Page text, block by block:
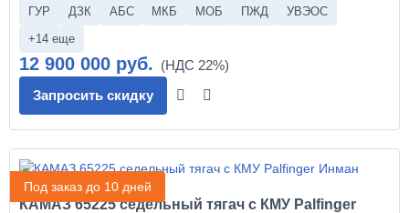
ГУР ДЗК АБС МКБ МОБ ПЖД
УВЭОС
+14 еще
12 900 000 руб.
Запросить скидку
Под заказ до 10 дней
КАМАЗ 65225 седельный тягач с КМУ Palfinger